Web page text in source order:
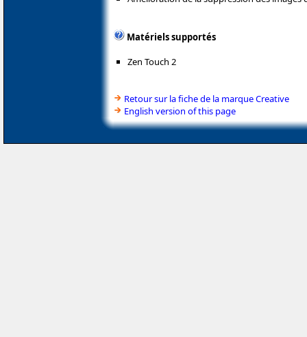
Matériels supportés
Zen Touch 2
Retour sur la fiche de la marque Creative
English version of this page